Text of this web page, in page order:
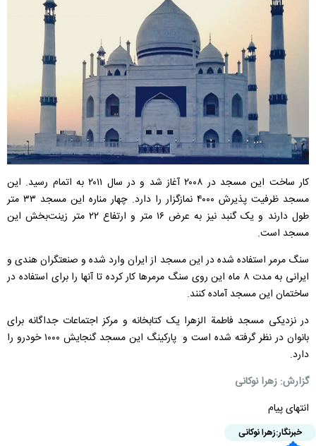
کار ساخت این مسجد در ۲۰۰۸ آغاز شد و در سال ۲۰۱۱ به اتمام رسید. این
مسجد ظرفیت پذیرش ۴۰۰۰ نمازگزار را دارد. چهار مناره این مسجد ۳۳ متر
طول دارند و یک گنبد نیز به عرض ۱۶ متر و ارتفاع ۲۲ متر زینت‌بخش این
مسجد است.
سنگ مرمر استفاده شده در این مسجد از ایران وارد شده و صنعتگران هندی و
ایرانی به مدت ۸ ماه این روی سنگ مرمرها کار کرده تا آنها را برای استفاده در
ساختمان این مسجد آماده کنند.
در نزدیکی مسجد فاطمة الزهرا یک کتابخانه و مرکز اجتماعات جداگانه برای
بانوان در نظر گرفته شده است و پارکینگ این مسجد گنجایش ۱۰۰۰ خودرو را
دارد.
گزارش: زهرا نوکانی
انتهای پیام
خبرنگار:زهرا نوکانی